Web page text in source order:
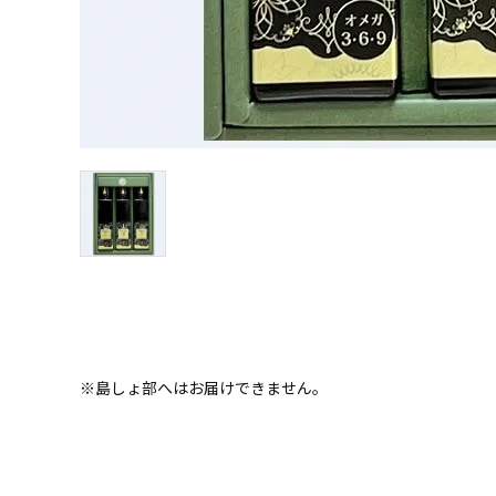
※島しょ部へはお届けできません。